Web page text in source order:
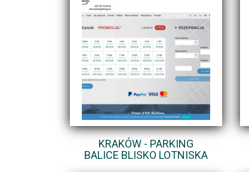
KRAKÓW - PARKING
BALICE BLISKO LOTNISKA